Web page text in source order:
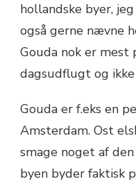
hollandske byer,
også gerne nævne
Gouda nok er mest
dagsudflugt og
Gouda er f.eks en
Amsterdam. Ost
smage noget af
byen byder faktisk